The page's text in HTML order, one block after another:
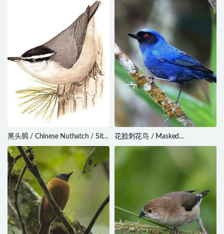
黑头䴓 / Chinese Nuthatch / Sitta
villosa
花脸刺花鸟 / Masked
Flowerpiercer / Diglossa cyanea